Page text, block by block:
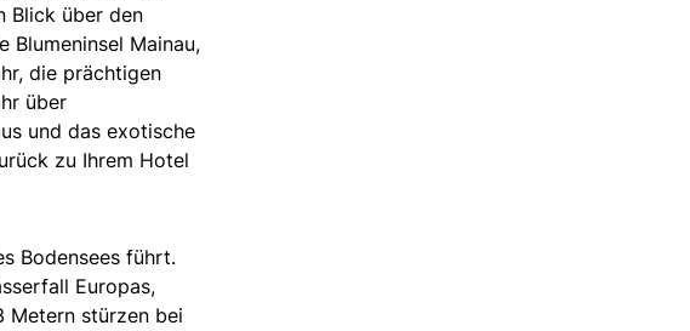
Blick über den
Blumeninsel Mainau,
die prächtigen
über
und das exotische
zu Ihrem Hotel
Bodensees führt.
Europas,
Metern stürzen bei